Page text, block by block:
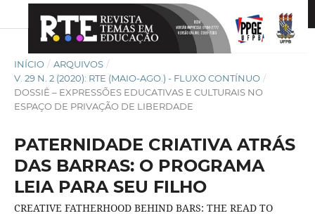
INÍCIO / ARQUIVOS /
V. 29 N. 2 (2020): RTE (MAIO-AGO.) - FLUXO CONTÍNUO /
DOSSIÊ – EXPRESSÕES EDUCATIVAS E CULTURAIS NO
ESPAÇO DE PRIVAÇÃO DE LIBERDADE
PATERNIDADE CRIATIVA ATRÁS
DAS BARRAS: O PROGRAMA
LEIA PARA SEU FILHO
CREATIVE FATHERHOOD BEHIND BARS: THE READ TO